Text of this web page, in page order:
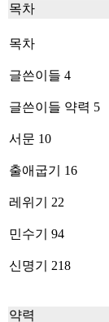
목차
목차
글쓴이들 4
글쓴이들 약력 5
서문 10
출애굽기 16
레위기 22
민수기 94
신명기 218
약력